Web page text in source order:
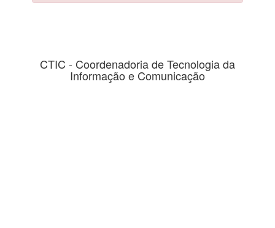
CTIC - Coordenadoria de Tecnologia da
Informação e Comunicação